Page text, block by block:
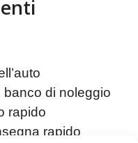
di noleggio
rapido
rapido